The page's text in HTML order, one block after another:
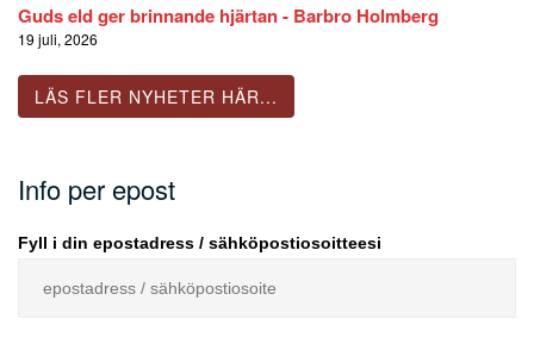
Guds eld ger brinnande hjärtan - Barbro Holmberg
19 juli, 2026
LÄS FLER NYHETER HÄR...
Info per epost
Fyll i din epostadress / sähköpostiosoitteesi